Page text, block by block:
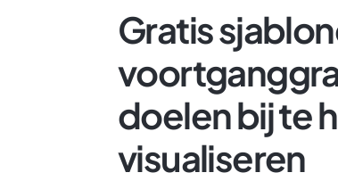
Gratis
doelen bij te
visualiseren